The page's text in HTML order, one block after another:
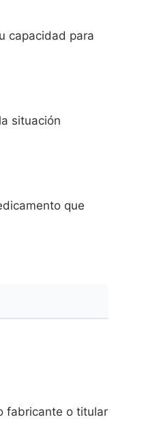
capacidad para
situación
que
fabricante o titular